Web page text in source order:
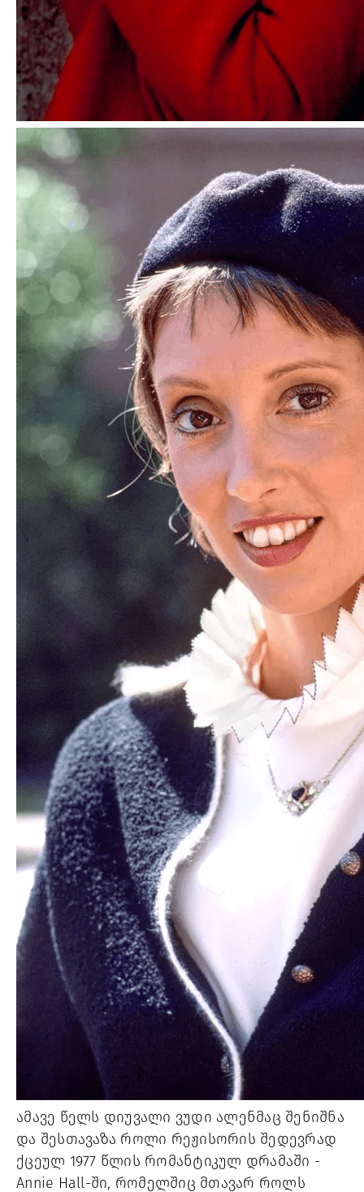
ამავე წელს დიუვალი ვუდი ალენმაც შენიშნა
და შესთავაზა როლი რეჟისორის შედევრად
ქცეულ 1977 წლის რომანტიკულ დრამაში -
Annie Hall-ში, რომელშიც მთავარ როლს